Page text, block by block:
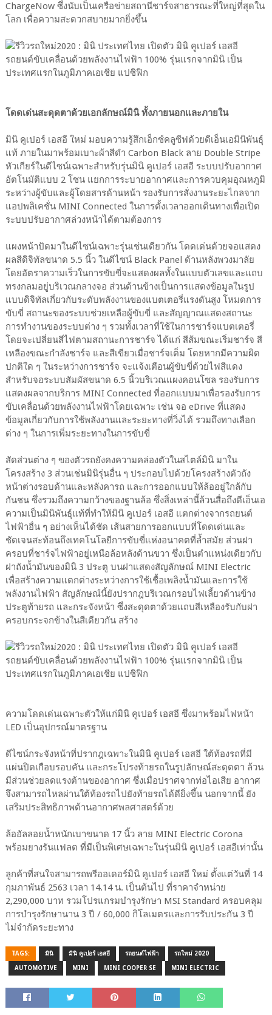
ChargeNow ซึ่งนับเป็นเครือข่ายสถานีชาร์จสาธารณะที่ใหญ่ที่สุดใน
โลก เพื่อความสะดวกสบายมากยิ่งขึ้น
โดดเด่นสะดุดตาด้วยเอกลักษณ์มินิ ทั้งภายนอกและภายใน
มินิ คูเปอร์ เอสอี ใหม่ มอบความรู้สึกเอ็กซ์คลูซีฟด้วยดีเอ็นเอมินิพันธุ์
แท้ ภายในมาพร้อมเบาะผ้าสีดำ Carbon Black ลาย Double Stripe
หัวเกียร์ในดีไซน์เฉพาะสำหรับรุ่นมินิ คูเปอร์ เอสอี ระบบปรับอากาศ
อัตโนมัติแบบ 2 โซน แยกการระบายอากาศและการควบคุมอุณหภูมิ
ระหว่างผู้ขับและผู้โดยสารด้านหน้า รองรับการสั่งงานระยะไกลจาก
แอปพลิเคชั่น MINI Connected ในการตั้งเวลาออกเดินทางเพื่อเปิด
ระบบปรับอากาศล่วงหน้าได้ตามต้องการ
แผงหน้าปัดมาในดีไซน์เฉพาะรุ่นเช่นเดียวกัน โดดเด่นด้วยจอแสดง
ผลสีดิจิทัลขนาด 5.5 นิ้ว ในดีไซน์ Black Panel ด้านหลังพวงมาลัย
โดยอัตราความเร็วในการขับขี่จะแสดงผลทั้งในแบบตัวเลขและแถบ
ทรงกลมอยู่บริเวณกลางจอ ส่วนด้านข้างเป็นการแสดงข้อมูลในรูป
แบบดิจิทัลเกี่ยวกับระดับพลังงานของแบตเตอรี่แรงดันสูง โหมดการ
ขับขี่ สถานะของระบบช่วยเหลือผู้ขับขี่ และสัญญาณแสดงสถานะ
การทำงานของระบบต่าง ๆ รวมทั้งเวลาที่ใช้ในการชาร์จแบตเตอรี่
โดยจะเปลี่ยนสีไฟตามสถานะการชาร์จ ได้แก่ สีส้มขณะเริ่มชาร์จ สี
เหลืองขณะกำลังชาร์จ และสีเขียวเมื่อชาร์จเต็ม โดยหากมีความผิด
ปกติใด ๆ ในระหว่างการชาร์จ จะแจ้งเตือนผู้ขับขี่ด้วยไฟสีแดง
สำหรับจอระบบสัมผัสขนาด 6.5 นิ้วบริเวณแผงคอนโซล รองรับการ
แสดงผลจากบริการ MINI Connected ที่ออกแบบมาเพื่อรองรับการ
ขับเคลื่อนด้วยพลังงานไฟฟ้าโดยเฉพาะ เช่น จอ eDrive ที่แสดง
ข้อมูลเกี่ยวกับการใช้พลังงานและระยะทางที่วิ่งได้ รวมถึงทางเลือก
ต่าง ๆ ในการเพิ่มระยะทางในการขับขี่
สัดส่วนต่าง ๆ ของตัวรถยังคงความคล่องตัวในสไตล์มินิ มาใน
โครงสร้าง 3 ส่วนเช่นมินิรุ่นอื่น ๆ ประกอบไปด้วยโครงสร้างตัวถัง
หน้าต่างรอบด้านและหลังคารถ และการออกแบบให้ล้ออยู่ใกล้กับ
กันชน ซึ่งรวมถึงความกว้างของฐานล้อ ซึ่งสิ่งเหล่านี้ล้วนสื่อถึงดีเอ็นเอ
ความเป็นมินิพันธุ์แท้ที่ทำให้มินิ คูเปอร์ เอสอี แตกต่างจากรถยนต์
ไฟฟ้าอื่น ๆ อย่างเห็นได้ชัด เส้นสายการออกแบบที่โดดเด่นและ
ชัดเจนสะท้อนถึงเทคโนโลยีการขับขี่แห่งอนาคตที่ล้ำสมัย ส่วนฝา
ครอบที่ชาร์จไฟฟ้าอยู่เหนือล้อหลังด้านขวา ซึ่งเป็นตำแหน่งเดียวกับ
ฝาถังน้ำมันของมินิ 3 ประตู บนฝาแสดงสัญลักษณ์ MINI Electric
เพื่อสร้างความแตกต่างระหว่างการใช้เชื้อเพลิงน้ำมันและการใช้
พลังงานไฟฟ้า สัญลักษณ์นี้ยังปรากฎบริเวณกรอบไฟเลี้ยวด้านข้าง
ประตูท้ายรถ และกระจังหน้า ซึ่งสะดุดตาด้วยแถบสีเหลืองรับกับฝา
ครอบกระจกข้างในสีเดียวกัน สร้าง
ความโดดเด่นเฉพาะตัวให้แก่มินิ คูเปอร์ เอสอี ซึ่งมาพร้อมไฟหน้า
LED เป็นอุปกรณ์มาตรฐาน
ดีไซน์กระจังหน้าที่ปรากฎเฉพาะในมินิ คูเปอร์ เอสอี ใต้ท้องรถที่มี
แผ่นปิดเกือบรอบคัน และกระโปรงท้ายรถในรูปลักษณ์สะดุดตา ล้วน
มีส่วนช่วยลดแรงต้านของอากาศ ซึ่งเมื่อปราศจากท่อไอเสีย อากาศ
จึงสามารถไหลผ่านใต้ท้องรถไปยังท้ายรถได้ดียิ่งขึ้น นอกจากนี้ ยัง
เสริมประสิทธิภาพด้านอากาศพลศาสตร์ด้วย
ล้ออัลลอยน้ำหนักเบาขนาด 17 นิ้ว ลาย MINI Electric Corona
พร้อมยางรันแฟลต ที่มีเป็นพิเศษเฉพาะในรุ่นมินิ คูเปอร์ เอสอีเท่านั้น
ลูกค้าที่สนใจสามารถพรีออเดอร์มินิ คูเปอร์ เอสอี ใหม่ ตั้งแต่วันที่ 14
กุมภาพันธ์ 2563 เวลา 14.14 น. เป็นต้นไป ที่ราคาจำหน่าย
2,290,000 บาท รวมโปรแกรมบำรุงรักษา MSI Standard ครอบคลุม
การบำรุงรักษานาน 3 ปี / 60,000 กิโลเมตรและการรับประกัน 3 ปี
ไม่จำกัดระยะทาง
TAGS: มินิ มินิ คูเปอร์ เอสอี รถยนต์ไฟฟ้า รถใหม่ 2020
AUTOMOTIVE MINI MINI COOPER SE MINI ELECTRIC